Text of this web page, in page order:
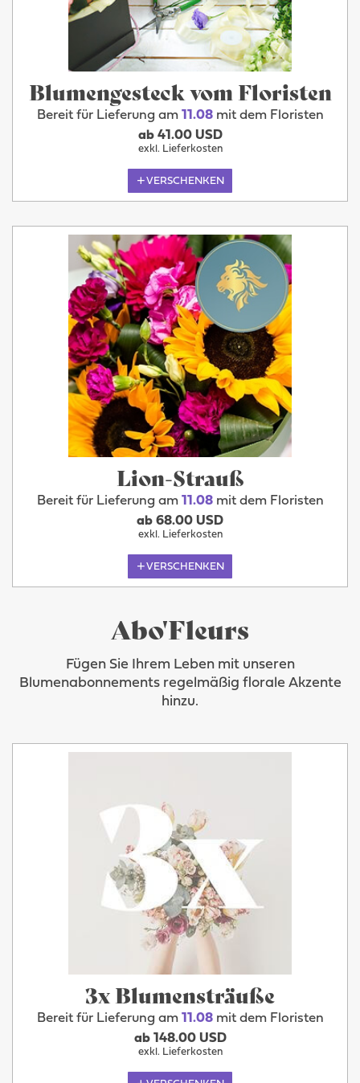
Blumengesteck vom Floristen
Bereit für Lieferung am 11.08mit dem Floristen
ab 41.00 USD
exkl. Lieferkosten
VERSCHENKEN
Lion-Strauß
Bereit für Lieferung am 11.08mit dem Floristen
ab 68.00 USD
exkl. Lieferkosten
VERSCHENKEN
Abo'Fleurs
Fügen Sie Ihrem Leben mit unseren
Blumenabonnements regelmäßig florale Akzente
hinzu.
3x Blumensträuße
Bereit für Lieferung am 11.08mit dem Floristen
ab 148.00 USD
exkl. Lieferkosten